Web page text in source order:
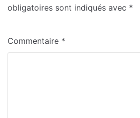
obligatoires sont indiqués avec *
Commentaire *